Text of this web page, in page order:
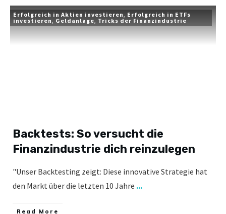
Erfolgreich in Aktien investieren, Erfolgreich in ETFs
investieren, Geldanlage, Tricks der Finanzindustrie
Backtests: So versucht die
Finanzindustrie dich reinzulegen
"Unser Backtesting zeigt: Diese innovative Strategie hat
den Markt über die letzten 10 Jahre ...
​Read More